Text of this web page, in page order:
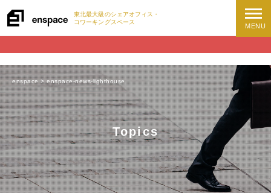
東北最大級のシェアオフィス・
コワーキングスペース
MENU
enspace>enspace-news-lighthouse
Topics